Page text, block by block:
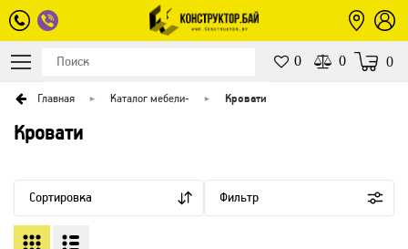
0 0 0
Главная Каталог мебели- Кровати
Кровати
Сортировка Фильтр